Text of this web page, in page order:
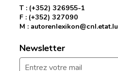
T : (+352) 326955-1
F : (+352) 327090
M : autorenlexikon@cnl.etat.lu
Newsletter